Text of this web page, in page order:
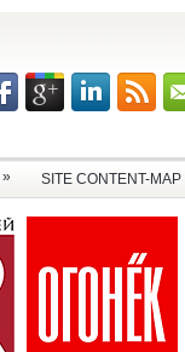
» SITE CONTENT-MAP